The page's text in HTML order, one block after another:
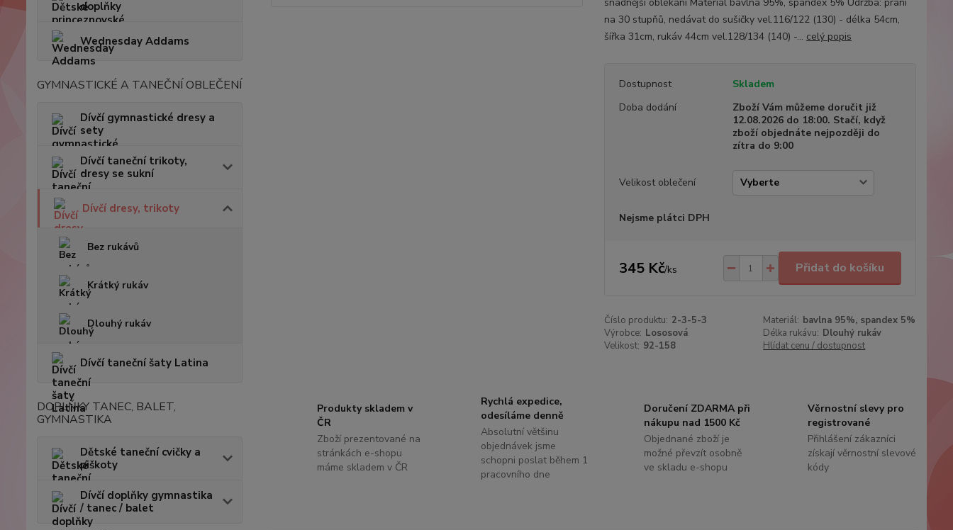
doplňky
Wednesday Addams
GYMNASTICKÉ A TANEČNÍ OBLEČENÍ
Dívčí gymnastické dresy a
sety
Dívčí taneční trikoty,
dresy se sukní
Dívčí dresy, trikoty
Bez rukávů
Krátký rukáv
Dlouhý rukáv
Dívčí taneční šaty Latina
DOPLŇKY TANEC, BALET,
GYMNASTIKA
Dětské taneční cvičky a
piškoty
Dívčí doplňky gymnastika
/ tanec / balet
na 30 stupňů, nedávat do sušičky vel.116/122 (130) - délka 54cm,
šířka 31cm, rukáv 44cm vel.128/134 (140) -... celý popis
Dostupnost
Skladem
Doba dodání
Zboží Vám můžeme doručit již
12.08.2026 do 18:00. Stačí, když
zboží objednáte nejpozději do
zítra do 9:00
Velikost oblečení
Nejsme plátci DPH
345 Kč/ks Přidat do košíku
Číslo produktu: 2-3-5-3 Materiál: bavlna 95%, spandex 5%
Výrobce: Lososová Délka rukávu: Dlouhý rukáv
Velikost: 92-158 Hlídat cenu / dostupnost
Produkty skladem v
ČR
Zboží prezentované na
stránkách e-shopu
máme skladem v ČR
Rychlá expedice,
odesíláme denně
Absolutní většinu
objednávek jsme
schopni poslat během 1
pracovního dne
Doručení ZDARMA při
nákupu nad 1500 Kč
Objednané zboží je
možné převzít osobně
ve skladu e-shopu
Věrnostní slevy pro
registrované
Přihlášení zákazníci
získají věrnostní slevové
kódy